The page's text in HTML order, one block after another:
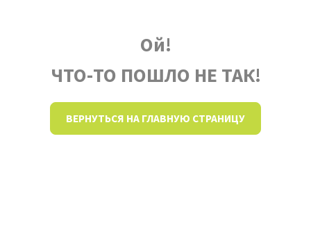
Ой!
ЧТО-ТО ПОШЛО НЕ ТАК!
ВЕРНУТЬСЯ НА ГЛАВНУЮ СТРАНИЦУ